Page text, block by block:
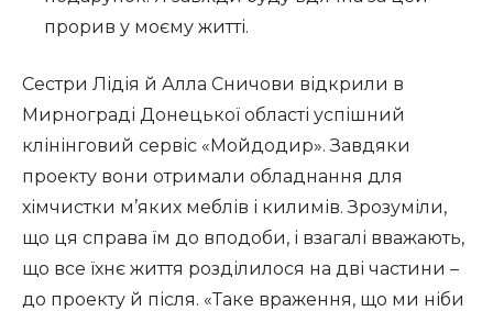
прорив у моєму житті.
Сестри Лідія й Алла Сничови відкрили в
Мирнограді Донецької області успішний
клінінговий сервіс «Мойдодир». Завдяки
проекту вони отримали обладнання для
хімчистки м’яких меблів і килимів. Зрозуміли,
що ця справа їм до вподоби, і взагалі вважають,
що все їхнє життя розділилося на дві частини –
до проекту й після. «Таке враження, що ми ніби